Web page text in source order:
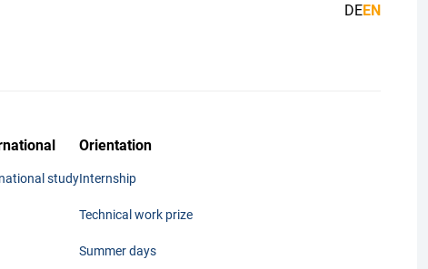
DEEN
study
Orientation
Internship
Technical work prize
Summer days